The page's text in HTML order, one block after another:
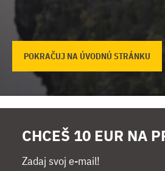
POKRAČUJ NA ÚVODNÚ STRÁNKU
CHCEŠ 10 EUR NA
Zadaj svoj e-mail!